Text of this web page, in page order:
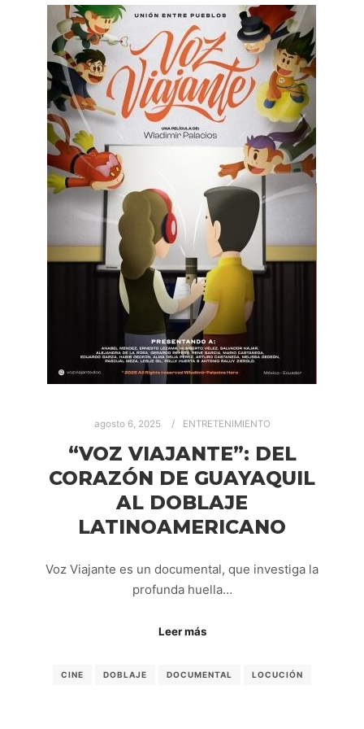
agosto 6, 2025 ENTRETENIMIENTO
“VOZ VIAJANTE”: DEL
CORAZÓN DE GUAYAQUIL
AL DOBLAJE
LATINOAMERICANO
Voz Viajante es un documental, que investiga la
profunda huella…
Leer más
CINE DOBLAJE DOCUMENTAL LOCUCIÓN